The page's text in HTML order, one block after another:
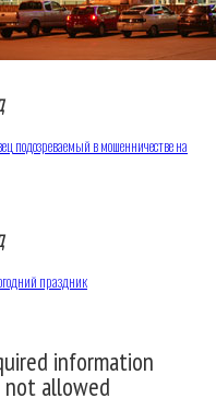
подозреваемый в мошенничестве на
праздник
information
not allowed